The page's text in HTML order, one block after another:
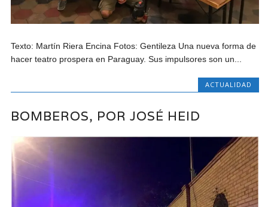
Texto: Martín Riera Encina Fotos: Gentileza Una nueva forma de
hacer teatro prospera en Paraguay. Sus impulsores son un...
ACTUALIDAD
BOMBEROS, POR JOSÉ HEID